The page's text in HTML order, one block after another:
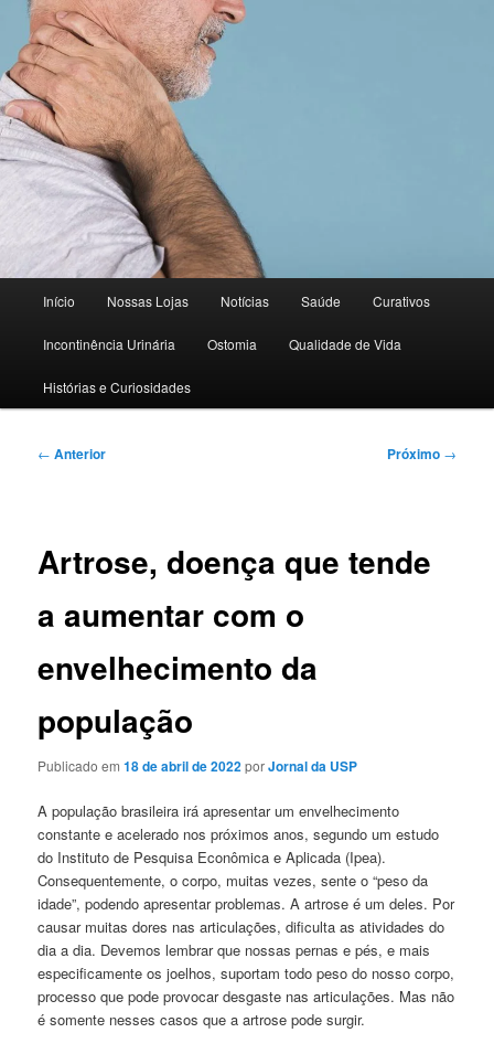
Blog 50+ Saúde | Cuidado e
Nutrição | Curativos Express
Dicas e novidades para saúde e qualidade de vida
principal
Início Nossas Lojas Notícias Saúde Curativos
Incontinência Urinária Ostomia Qualidade de Vida
Histórias e Curiosidades
Navegação
← Anterior Próximo →
Artrose, doença que tende
a aumentar com o
envelhecimento da
população
Publicado em18 de abril de 2022porJornal da USP
A população brasileira irá apresentar um envelhecimento
constante e acelerado nos próximos anos, segundo um estudo
do Instituto de Pesquisa Econômica e Aplicada (Ipea).
Consequentemente, o corpo, muitas vezes, sente o “peso da
idade”, podendo apresentar problemas. A artrose é um deles. Por
causar muitas dores nas articulações, dificulta as atividades do
dia a dia. Devemos lembrar que nossas pernas e pés, e mais
especificamente os joelhos, suportam todo peso do nosso corpo,
processo que pode provocar desgaste nas articulações. Mas não
é somente nesses casos que a artrose pode surgir.